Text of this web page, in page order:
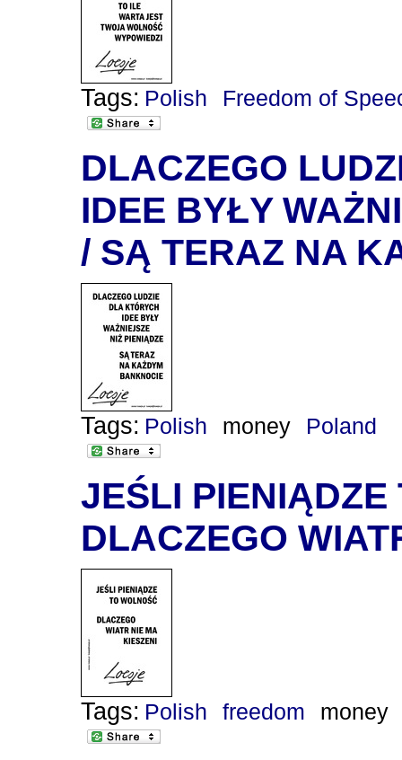
Tags: Polish Freedom of
DLACZEGO
IDEE BYŁY
/ SĄ TERAZ NA
Tags: Polish money Poland
JEŚLI PIENIĄDZE
DLACZEGO
Tags: Polish freedom money